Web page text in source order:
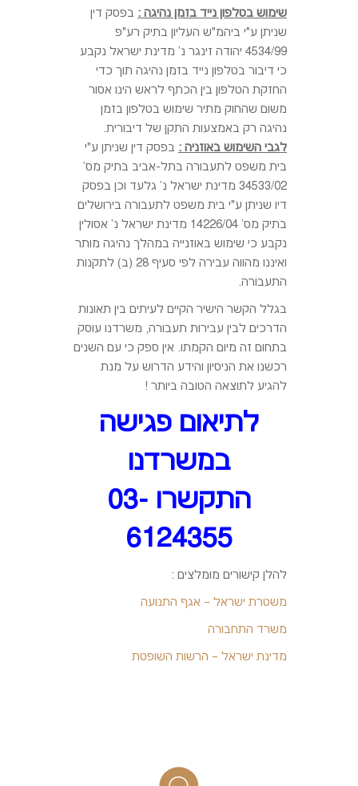
שימוש בטלפון נייד בזמן נהיגה : בפסק דין
שניתן ע"י ביהמ"ש העליון בתיק רע"פ
4534/99 יהודה זינגר נ' מדינת ישראל נקבע
כי דיבור בטלפון נייד בזמן נהיגה תוך כדי
החזקת הטלפון בין הכתף לראש הינו אסור
משום שהחוק מתיר שימוש בטלפון בזמן
נהיגה רק באמצעות התקן של דיבורית.
לגבי השימוש באוזניה : בפסק דין שניתן ע"י
בית משפט לתעבורה בתל-אביב בתיק מס'
34533/02 מדינת ישראל נ' גלעד וכן בפסק
דיו שניתן ע"י בית משפט לתעבורה בירושלים
בתיק מס' 14226/04 מדינת ישראל נ' אסולין
נקבע כי שימוש באוזנייה במהלך נהיגה מותר
ואיננו מהווה עבירה לפי סעיף 28 (ב) לתקנות
התעבורה.
בגלל הקשר הישיר הקיים לעיתים בין תאונות
הדרכים לבין עבירות תעבורה, משרדנו עוסק
בתחום זה מיום הקמתו. אין ספק כי עם השנים
רכשנו את הניסיון והידע הדרוש על מנת
להגיע לתוצאה הטובה ביותר !
לתיאום פגישה
במשרדנו
התקשרו 03-
6124355
להלן קישורים מומלצים :
משטרת ישראל – אגף התנועה
משרד התחבורה
מדינת ישראל – הרשות השופטת